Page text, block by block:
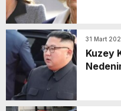
31 Mart
Kuzey